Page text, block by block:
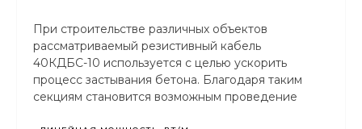
При строительстве различных объектов
рассматриваемый резистивный кабель
40КДБС-10 используется с целью ускорить
процесс застывания бетона. Благодаря таким
секциям становится возможным проведение